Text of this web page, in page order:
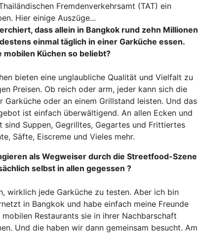
Fremdenverkehrsamt (TAT) ein
Hier einige Auszüge...
dass allein in Bangkok rund zehn Millionen
einmal täglich in einer Garküche essen.
mobilen Küchen so beliebt?
bieten eine unglaubliche Qualität und Vielfalt zu
Preisen. Ob reich oder arm, jeder kann sich die
Garküche oder an einem Grillstand leisten. Und das
ist einfach überwältigend. An allen Ecken und
sind Suppen, Gegrilltes, Gegartes und Frittiertes
Säfte, Eiscreme und Vieles mehr.
als Wegweiser durch die Streetfood-Szene
selbst in allen gegessen ?
wirklich jede Garküche zu testen. Aber ich bin
in Bangkok und habe einfach meine Freunde
Restaurants sie in ihrer Nachbarschaft
Und die haben wir dann gemeinsam besucht. Am